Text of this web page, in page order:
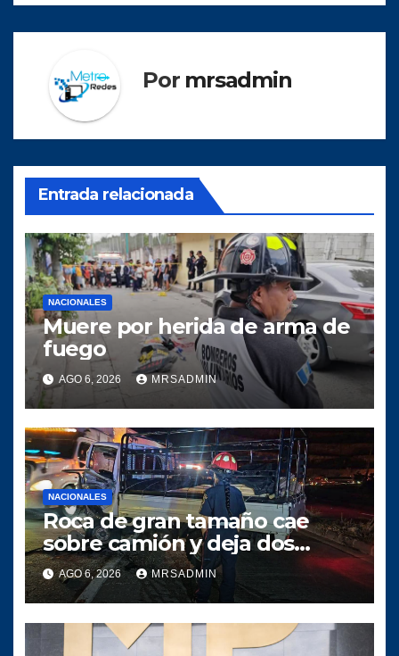
Por mrsadmin
Entrada relacionada
NACIONALES
Muere por herida de arma de
fuego
AGO 6, 2026 MRSADMIN
NACIONALES
Roca de gran tamaño cae
sobre camión y deja dos
heridos en ruta al Atlántico
AGO 6, 2026 MRSADMIN